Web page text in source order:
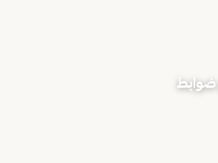
ضوابط